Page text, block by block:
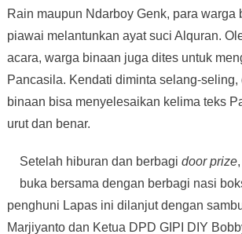
Rain maupun Ndarboy Genk, para warga
piawai melantunkan ayat suci Alquran.
acara, warga binaan juga dites untuk
Pancasila. Kendati diminta selang-
binaan bisa menyelesaikan kelima teks
urut dan benar.
Setelah hiburan dan berbagi door prize
buka bersama dengan berbagi nasi
penghuni Lapas ini dilanjut dengan
Marjiyanto dan Ketua DPD GIPI DIY